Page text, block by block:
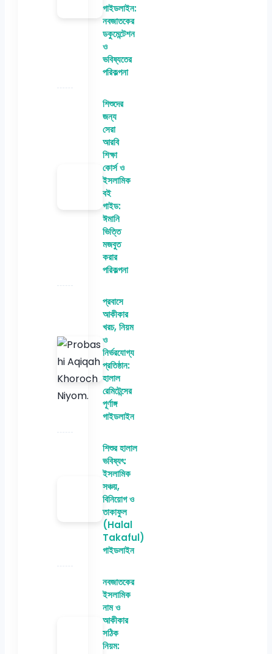
গাইডলাইন:
নবজাতকের
ডকুমেন্টেশন
ও
ভবিষ্যতের
পরিকল্পনা
শিশুদের
জন্য
সেরা
আরবি
শিক্ষা
কোর্স ও
ইসলামিক
বই
গাইড:
ঈমানি
ভিত্তি
মজবুত
করার
পরিকল্পনা
প্রবাসে
আকীকার
খরচ, নিয়ম
ও
নির্ভরযোগ্য
প্রতিষ্ঠান:
হালাল
রেমিটেন্সের
পূর্ণাঙ্গ
গাইডলাইন
শিশুর হালাল
ভবিষ্যৎ:
ইসলামিক
সঞ্চয়,
বিনিয়োগ ও
তাকাফুল
(Halal
Takaful)
গাইডলাইন
নবজাতকের
ইসলামিক
নাম ও
আকীকার
সঠিক
নিয়ম: